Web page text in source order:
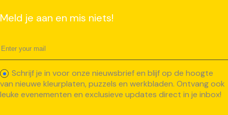
Meld je aan en mis niets!
Schrijf je in voor onze nieuwsbrief en blijf op de hoogte
van nieuwe kleurplaten, puzzels en werkbladen. Ontvang ook
leuke evenementen en exclusieve updates direct in je inbox!